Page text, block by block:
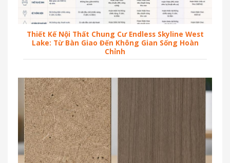
Thiết Kế Nội Thất Chung Cư Endless Skyline West
Lake: Từ Bàn Giao Đến Không Gian Sống Hoàn
Chỉnh